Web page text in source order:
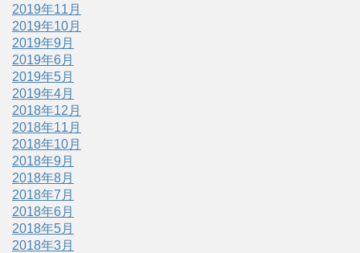
2019年11月
2019年10月
2019年9月
2019年6月
2019年5月
2019年4月
2018年12月
2018年11月
2018年10月
2018年9月
2018年8月
2018年7月
2018年6月
2018年5月
2018年3月